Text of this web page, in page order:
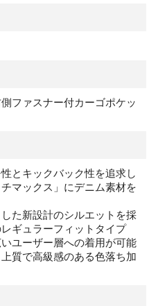
ファスナー付カーゴポケッ
とキックバック性を追求し
マックス」にデニム素材を
た新設計のシルエットを採
ギュラーフィットタイプ
ユーザー層への着用が可能
質で高級感のある色落ち加